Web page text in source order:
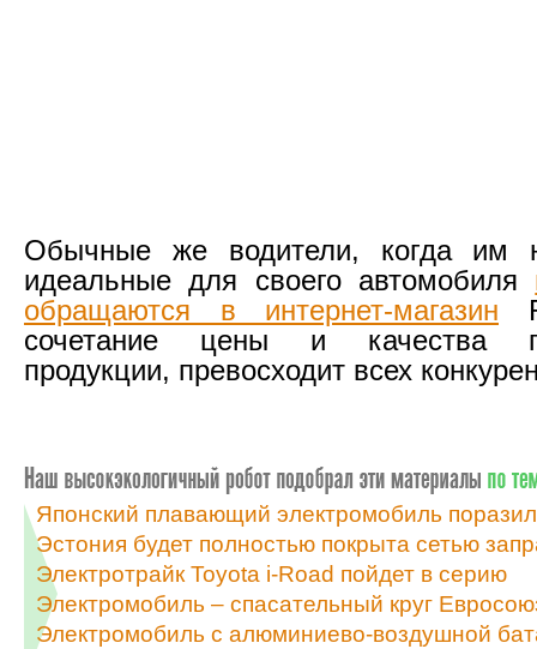
Обычные же водители, когда им
идеальные для своего автомобиля
обращаются в интернет-магазин
сочетание цены и качества
продукции, превосходит всех
Японский плавающий электромобиль
Эстония будет полностью покрыта сетью
Электротрайк Toyota i-Road пойдет в серию
Электромобиль – спасательный круг
Электромобиль с алюминиево-воздушной